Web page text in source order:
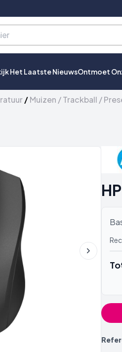
Het Laatste NieuwsOntmoet
/Muizen / Trackball /